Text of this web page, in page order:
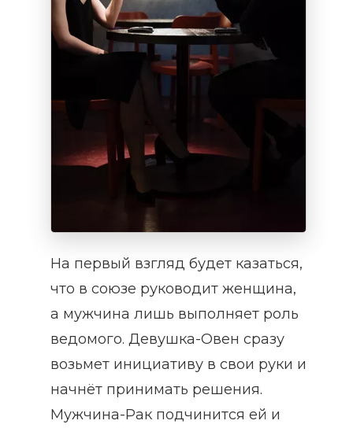
На первый взгляд будет казаться,
что в союзе руководит женщина,
а мужчина лишь выполняет роль
ведомого. Девушка-Овен сразу
возьмет инициативу в свои руки и
начнёт принимать решения.
Мужчина-Рак подчинится ей и